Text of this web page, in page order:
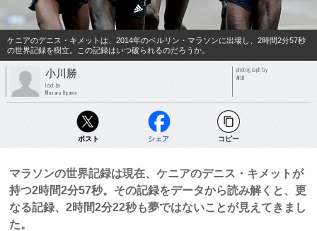
ケニアのデニス・キメットは、2014年のベルリン・マラソンに出場し、2時間2分57秒
の世界記録を樹立。この記録はいつ破られるのだろうか。
小川勝
text by
Masaru Ogawa
photograph by
AFLO
ポスト シェア コピー
マラソンの世界記録は現在、ケニアのデニス・キメットが
持つ2時間2分57秒。その記録をデータから読み解くと、更
なる記録、2時間2分22秒も夢ではないことが見えてきまし
た。